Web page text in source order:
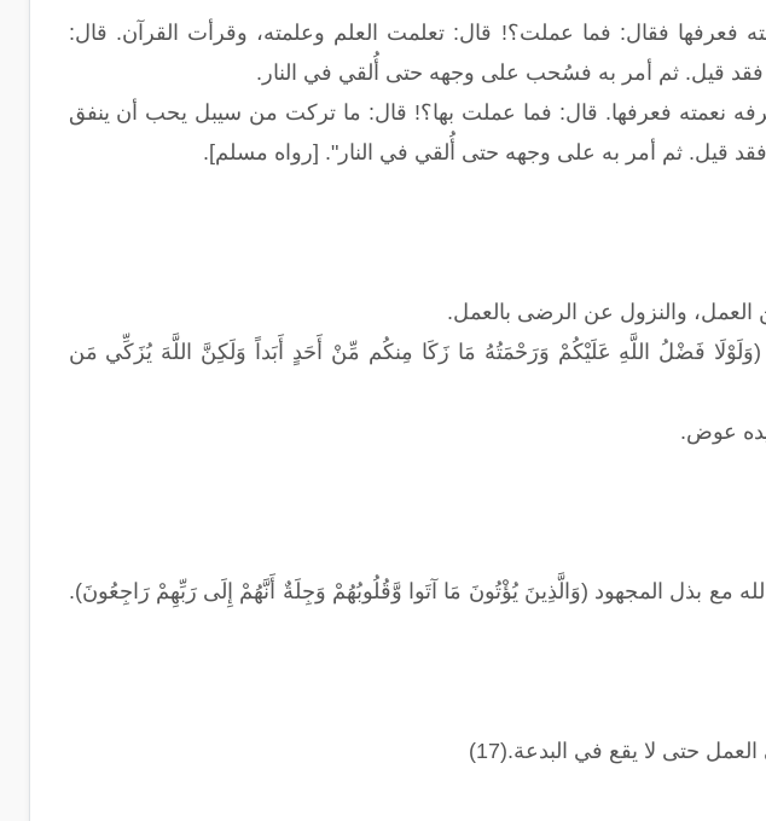
فعرفها فقال: فما عملت؟! قال: تعلمت العلم وعلمته، وقرأت القرآن. قال:
فقد قيل. ثم أمر به فسُحب على وجهه حتى أُلقي في النار.
نعمته فعرفها. قال: فما عملت بها؟! قال: ما تركت من سيبل يحب أن ينفق
فقد قيل. ثم أمر به على وجهه حتى أُلقي في النار". [رواه مسلم].
والنزول عن الرضى بالعمل.
(وَلَوْلَا فَضْلُ اللَّهِ عَلَيْكُمْ وَرَحْمَتُهُ مَا زَكَا مِنكُم مِّنْ أَحَدٍ أَبَداً وَلَكِنَّ اللَّهَ يُزَكِّي مَن
عوض.
بذل المجهود (وَالَّذِينَ يُؤْتُونَ مَا آتَوا وَّقُلُوبُهُمْ وَجِلَةٌ أَنَّهُمْ إِلَى رَبِّهِمْ رَاجِعُونَ).
حتى لا يقع في البدعة.(17)